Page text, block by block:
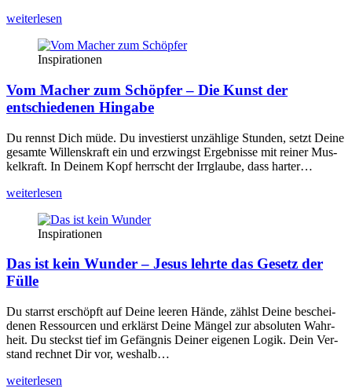
wei­ter­le­sen
Inspirationen
Vom Macher zum Schöpfer – Die Kunst der
entschiedenen Hingabe
Du rennst Dich müde. Du inves­tierst unzäh­li­ge Stun­den, setzt Dei­ne
gesam­te Wil­lens­kraft ein und erzwingst Ergeb­nis­se mit rei­ner Mus­
kel­kraft. In Dei­nem Kopf herrscht der Irr­glau­be, dass har­ter…
wei­ter­le­sen
Inspirationen
Das ist kein Wunder – Jesus lehrte das Gesetz der
Fülle
Du starrst erschöpft auf Dei­ne lee­ren Hän­de, zählst Dei­ne beschei­
de­nen Res­sour­cen und erklärst Dei­ne Män­gel zur abso­lu­ten Wahr­
heit. Du steckst tief im Gefäng­nis Dei­ner eige­nen Logik. Dein Ver­
stand rech­net Dir vor, wes­halb…
wei­ter­le­sen